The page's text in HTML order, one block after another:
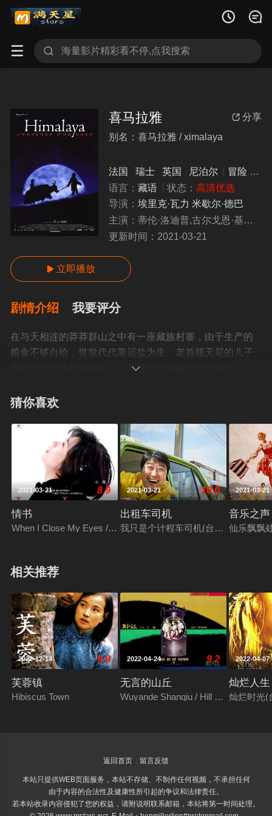
 
 
 分享
喜马拉雅
别名：喜马拉雅 / ximalaya
法国 瑞士 英国 尼泊尔 冒险 剧情
语言： 藏语 状态： 高清优选
导演： 埃里克·瓦力 米歇尔·德巴
主演： 蒂伦·洛迪普,古尔戈恩·基亚普,勒哈帕·察姆雀,卡尔马·旺格尔,卡尔马·登辛,Labrang
更新时间： 2021-03-21
 立即播放
剧情介绍 我要评分
在与天相连的莽莽群山之中有一座藏族村寨，由于生产的
粮食不够自给，世世代代靠运盐为生。老首领天尼的儿子
本应是下一任村里的头人，却在运盐的路上意外身亡，而
蓄意害死自己儿子的罪犯。在一次新的运盐旅程开始前
不相让。最终卡玛带领年轻人在提前于老人们占卜的日子
出发，而天尼而带领自己当喇嘛的儿子和孙子以前一群老
随从按占卜的日子上路。运盐队伍不仅一路风餐露宿还要
应对群山之中意想不到的危险，两支运盐的队伍谁能克服
艰难险阻先到达旅途的终点？本片影像风格粗狂绮丽、荡
气回肠，宛如仙乐般的藏密梵音贯穿始终，令人心旷神
怡。 该片是由法
2000年欧洲电影最佳摄影奖提名，并于当年获得了恺撒最

猜你喜欢
2021-03-21 8.9
情书
When I Close My Eyes / Letters of Love
2021-03-21 10.0
出租车司机
我只是个计程车司机(台)/逆权司机(港)
2021-03-21
音乐之声
仙乐飘飘
相关推荐
2022-12-14 9.0
芙蓉镇
Hibiscus Town
2022-04-24 9.2
无言的山丘
Wuyande Shanqiu / Hill of No Return
2022-04-07
灿烂人生
灿烂时光(
返回首页 留言反馈
本站只提供WEB页面服务，本站不存储、不制作任何视频，不承担任何
由于内容的合法性及健康性所引起的争议和法律责任。
若本站收录内容侵犯了您的权益，请附说明联系邮箱，本站将第一时间处理。